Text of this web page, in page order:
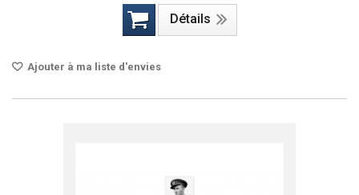
Détails
Ajouter à ma liste d'envies